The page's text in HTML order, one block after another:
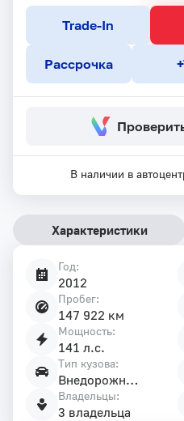
Trade-In
Рассрочка
В наличии в
Характеристики
Год:
2012
Пробег:
147 922 км
Мощность:
141 л.с.
Тип кузова:
Внедорожник 5 дв.
Владельцы:
3 владельца